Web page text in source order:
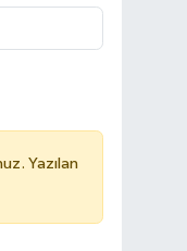
Yazılan